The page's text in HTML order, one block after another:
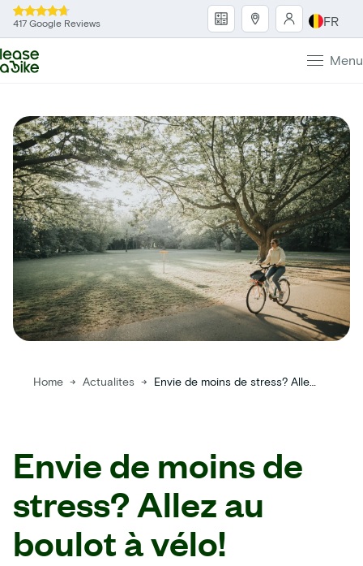
417 Google Reviews FR
Menu
Home → Actualites →
Envie de moins de
stress? Allez au
boulot à vélo!